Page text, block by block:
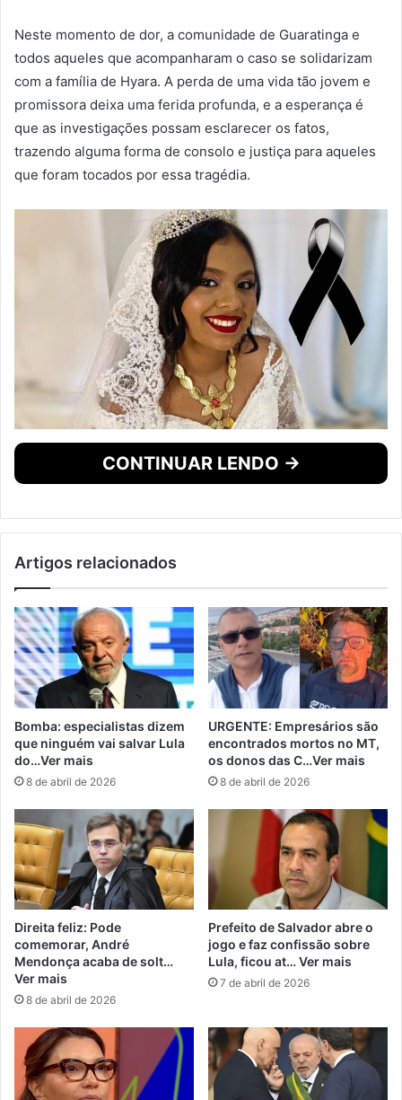
Neste momento de dor, a comunidade de Guaratinga e
todos aqueles que acompanharam o caso se solidarizam
com a família de Hyara. A perda de uma vida tão jovem e
promissora deixa uma ferida profunda, e a esperança é
que as investigações possam esclarecer os fatos,
trazendo alguma forma de consolo e justiça para aqueles
que foram tocados por essa tragédia.
CONTINUAR LENDO →
Artigos relacionados
Bomba: especialistas dizem
que ninguém vai salvar Lula
do…Ver mais
8 de abril de 2026
URGENTE: Empresários são
encontrados mortos no MT,
os donos das C…Ver mais
8 de abril de 2026
Direita feliz: Pode
comemorar, André
Mendonça acaba de solt…
Ver mais
8 de abril de 2026
Prefeito de Salvador abre o
jogo e faz confissão sobre
Lula, ficou at… Ver mais
7 de abril de 2026